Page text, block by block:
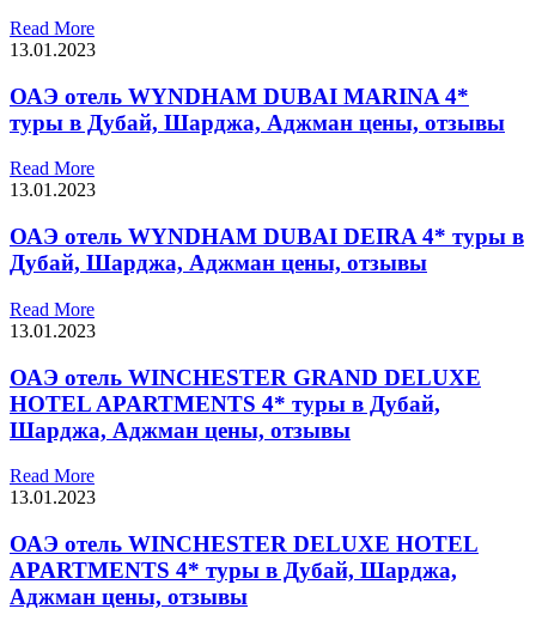
Read More
13.01.2023
ОАЭ отель WYNDHAM DUBAI MARINA 4*
туры в Дубай, Шарджа, Аджман цены, отзывы
Read More
13.01.2023
ОАЭ отель WYNDHAM DUBAI DEIRA 4* туры в
Дубай, Шарджа, Аджман цены, отзывы
Read More
13.01.2023
ОАЭ отель WINCHESTER GRAND DELUXE
HOTEL APARTMENTS 4* туры в Дубай,
Шарджа, Аджман цены, отзывы
Read More
13.01.2023
ОАЭ отель WINCHESTER DELUXE HOTEL
APARTMENTS 4* туры в Дубай, Шарджа,
Аджман цены, отзывы